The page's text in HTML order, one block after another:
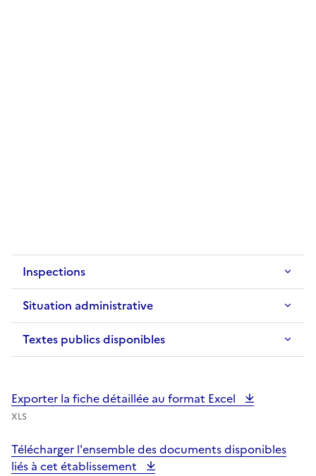
Inspections
Situation administrative
Textes publics disponibles
Exporter la fiche détaillée au format Excel
XLS
Télécharger l'ensemble des documents disponibles
liés à cet établissement